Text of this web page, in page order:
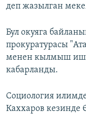
деп жазылган
Бул окуяга
прокуратурасы
менен кылмыш
кабарланды.
Социология
Каххаров